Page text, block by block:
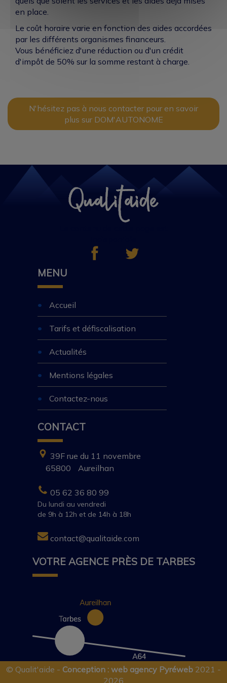
en place.
Le coût horaire varie en fonction des aides accordées
par les différents organismes financeurs.
Vous bénéficiez d'une réduction ou d'un crédit
d'impôt de 50% sur la somme restant à charge.
N'hésitez pas à nous contacter pour en savoir
plus sur DOM'AUTONOME
MENU
Accueil
Tarifs et défiscalisation
Actualités
Mentions légales
Contactez-nous
CONTACT
39F rue du 11 novembre
65800
Aureilhan
05 62 36 80 99
Du lundi au vendredi
de 9h à 12h et de 14h à 18h
contact@qualitaide.com
VOTRE AGENCE PRÈS DE TARBES
© Qualit'aide - Conception : web agency Pyréweb 2021 -
2026